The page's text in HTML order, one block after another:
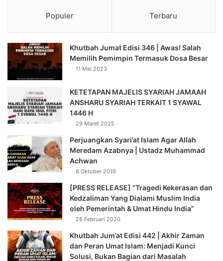
Populer Terbaru
Khutbah Jumat Edisi 346 | Awas! Salah
Memilih Pemimpin Termasuk Dosa Besar
11 Mei 2023
KETETAPAN MAJELIS SYARIAH JAMAAH
ANSHARU SYARIAH TERKAIT 1 SYAWAL
1446 H
29 Maret 2025
Perjuangkan Syari’at Islam Agar Allah
Meredam Azabnya | Ustadz Muhammad
Achwan
8 Oktober 2019
[PRESS RELEASE] “Tragedi Kekerasan dan
Kedzaliman Yang Dialami Muslim India
oleh Pemerintah & Umat Hindu India”
28 Februari 2020
Khutbah Jum’at Edisi 442 | Akhir Zaman
dan Peran Umat Islam: Menjadi Kunci
Solusi, Bukan Bagian dari Masalah